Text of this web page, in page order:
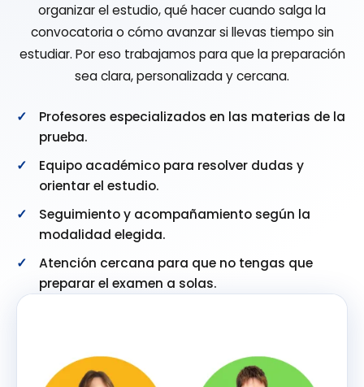
organizar el estudio, qué hacer cuando salga la
convocatoria o cómo avanzar si llevas tiempo sin
estudiar. Por eso trabajamos para que la preparación
sea clara, personalizada y cercana.
Profesores especializados en las materias de la
prueba.
Equipo académico para resolver dudas y
orientar el estudio.
Seguimiento y acompañamiento según la
modalidad elegida.
Atención cercana para que no tengas que
preparar el examen a solas.